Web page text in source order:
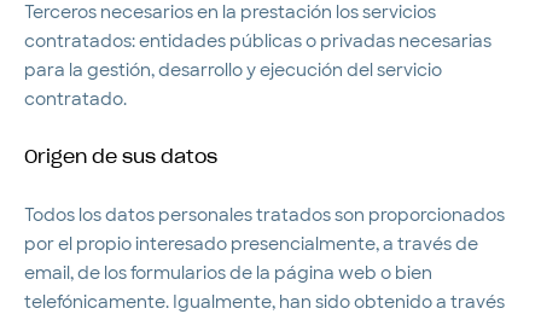
Terceros necesarios en la prestación los servicios
contratados: entidades públicas o privadas necesarias
para la gestión, desarrollo y ejecución del servicio
contratado.
Origen de sus datos
Todos los datos personales tratados son proporcionados
por el propio interesado presencialmente, a través de
email, de los formularios de la página web o bien
telefónicamente. Igualmente, han sido obtenido a través